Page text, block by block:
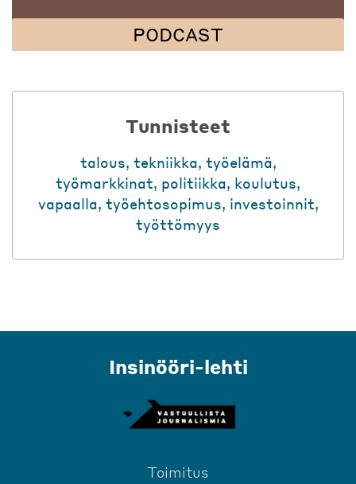
PODCAST
Tunnisteet
talous, tekniikka, työelämä,
työmarkkinat, politiikka, koulutus,
vapaalla, työehtosopimus, investoinnit,
työttömyys
Insinööri-lehti
Toimitus